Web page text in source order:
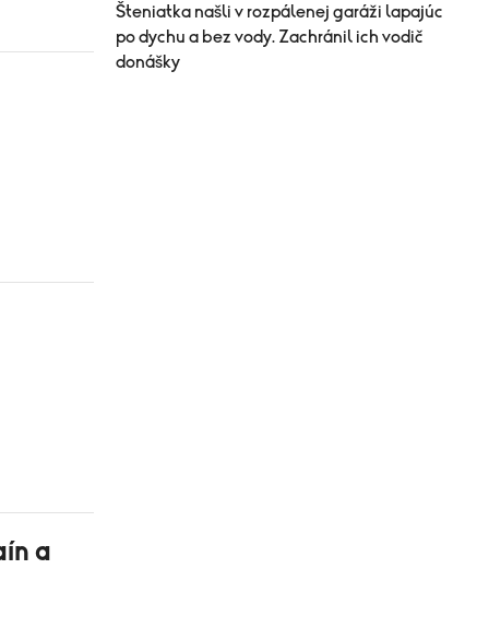
a
Šteniatka našli v rozpálenej garáži lapajúc
po dychu a bez vody. Zachránil ich vodič
donášky